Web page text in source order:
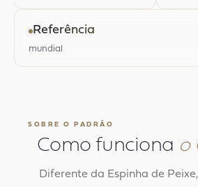
Referência
mundial
SOBRE O PADRÃO
Como funciona o
Diferente da Espinha de